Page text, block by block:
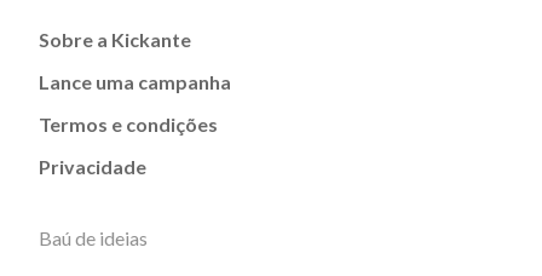
Sobre a Kickante
Lance uma campanha
Termos e condições
Privacidade
Baú de ideias